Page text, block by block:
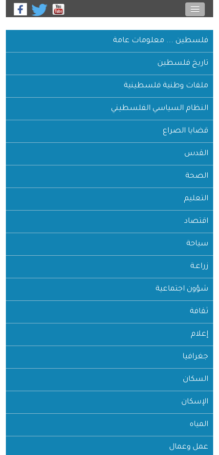
فلسطين ... معلومات عامة
تاريخ فلسطين
ملفات وطنية فلسطينية
النظام السياسي الفلسطيني
قضايا الصراع
القدس
الصحة
التعليم
اقتصاد
سياحة
زراعـة
شؤون اجتماعية
ثقافة
إعلام
جغرافيا
السكان
الإسكان
المياه
عمل وعمال